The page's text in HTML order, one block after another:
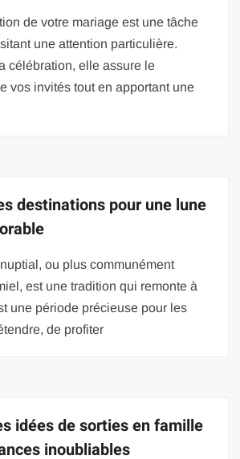
de votre mariage est une tâche
une attention particulière.
célébration, elle assure le
vos invités tout en apportant une
destinations pour une lune
ou plus communément
est une tradition qui remonte à
une période précieuse pour les
de profiter
idées de sorties en famille
inoubliables